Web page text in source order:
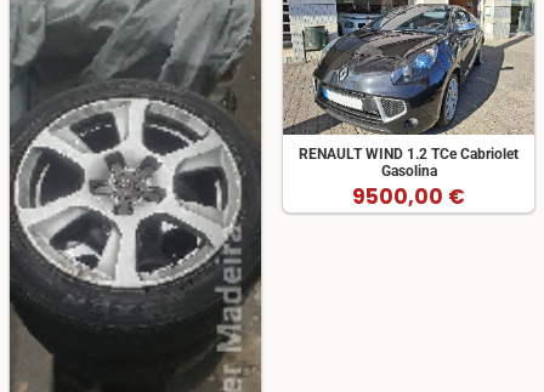
RENAULT WIND 1.2 TCe Cabriolet
Gasolina
9500,00 €